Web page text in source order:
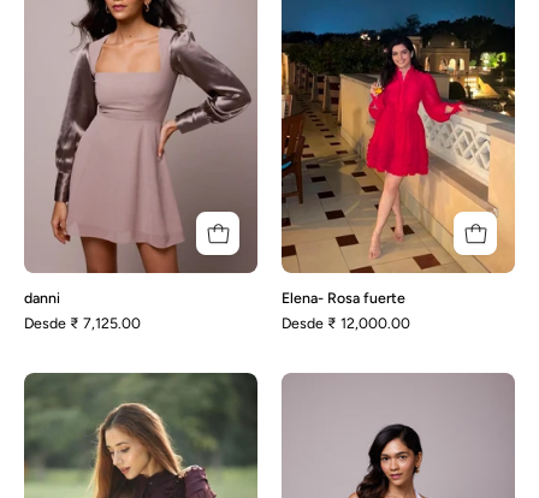
danni
Desde ₹ 7,125.00
Elena- Rosa fuerte
Desde ₹ 12,000.00
Elena-
Morado